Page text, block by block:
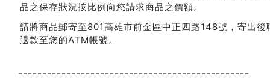
品之保存狀況按比例向您請求商品之價額。
請將商品郵寄至801高雄市前金區中正四路148號，寄出
退款至您的ATM帳號。
------------------------------------------------